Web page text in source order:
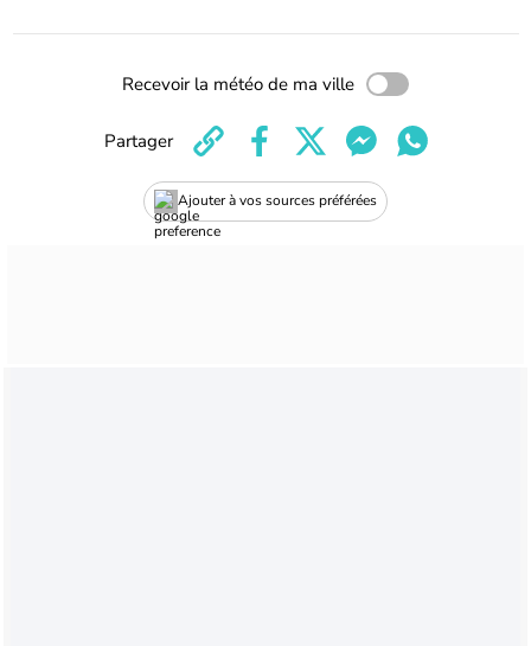
Recevoir la météo de ma ville
Ajouter à vos sources préférées
Partager